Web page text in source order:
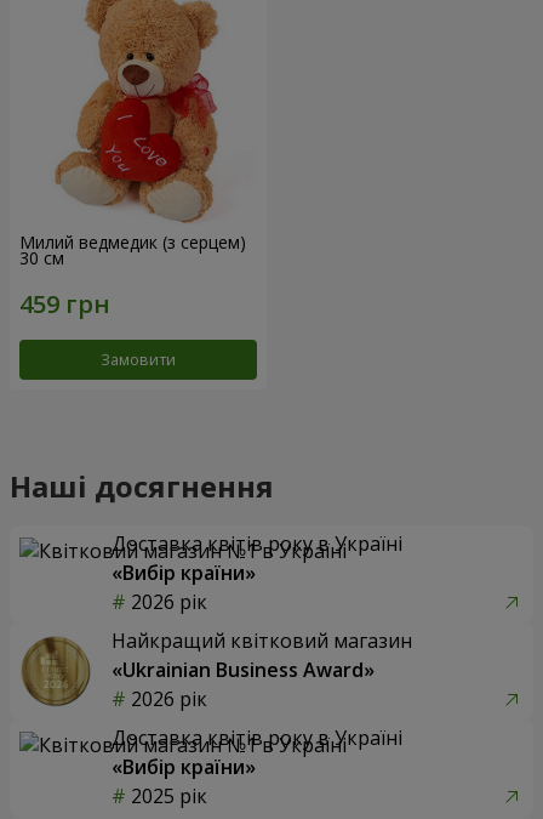
Милий ведмедик (з серцем)
30 см
Замовити
Наші досягнення
Доставка квітів року в Україні
«Вибір країни»
2026 рік
Найкращий квітковий магазин
«Ukrainian Business Award»
2026 рік
Доставка квітів року в Україні
«Вибір країни»
2025 рік